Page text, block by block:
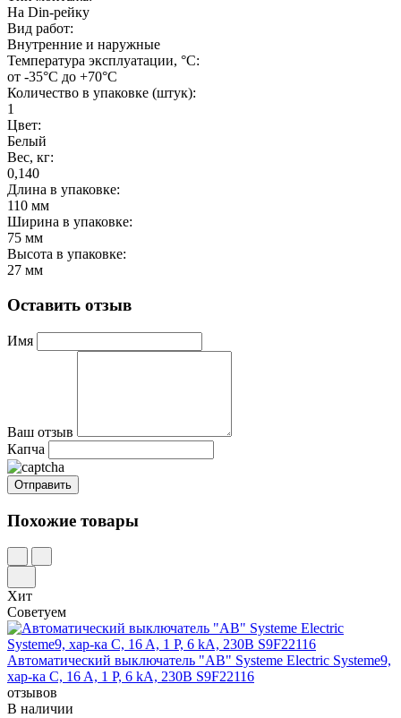
На Din-рейку
Вид работ:
Внутренние и наружные
Температура эксплуатации, °С:
от -35°C до +70°C
Количество в упаковке (штук):
1
Цвет:
Белый
Вес, кг:
0,140
Длина в упаковке:
110 мм
Ширина в упаковке:
75 мм
Высота в упаковке:
27 мм
Оставить отзыв
Имя
Ваш отзыв
Капча
Похожие товары
Хит
Советуем
Автоматический выключатель "АВ" Systeme Electric Systeme9,
хар-ка C, 16 A, 1 P, 6 kA, 230В S9F22116
отзывов
В наличии